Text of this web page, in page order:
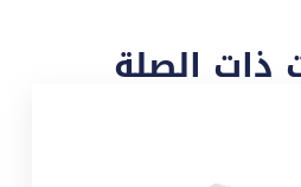
ذات الصلة